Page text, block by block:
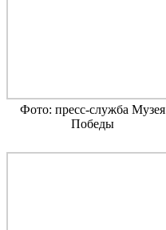
Фото: пресс-служба Музея
Победы